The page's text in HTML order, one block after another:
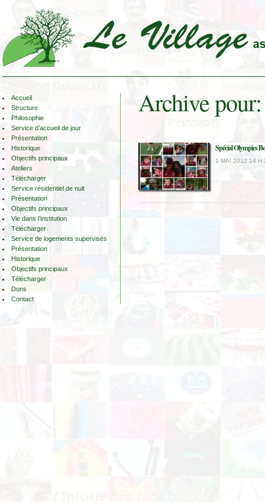
Archive
Accueil
Structure
Philosophie
Service d’accueil de jour
Présentation
Historique
Objectifs principaux
Ateliers
Télécharger
Service résidentiel de nuit
Présentation
Objectifs principaux
Vie dans l’institution
Télécharger
Service de logements supervisés
Présentation
Historique
Objectifs principaux
Télécharger
Dons
Contact
Spécial Olympics
1 MAI 2012 14 H